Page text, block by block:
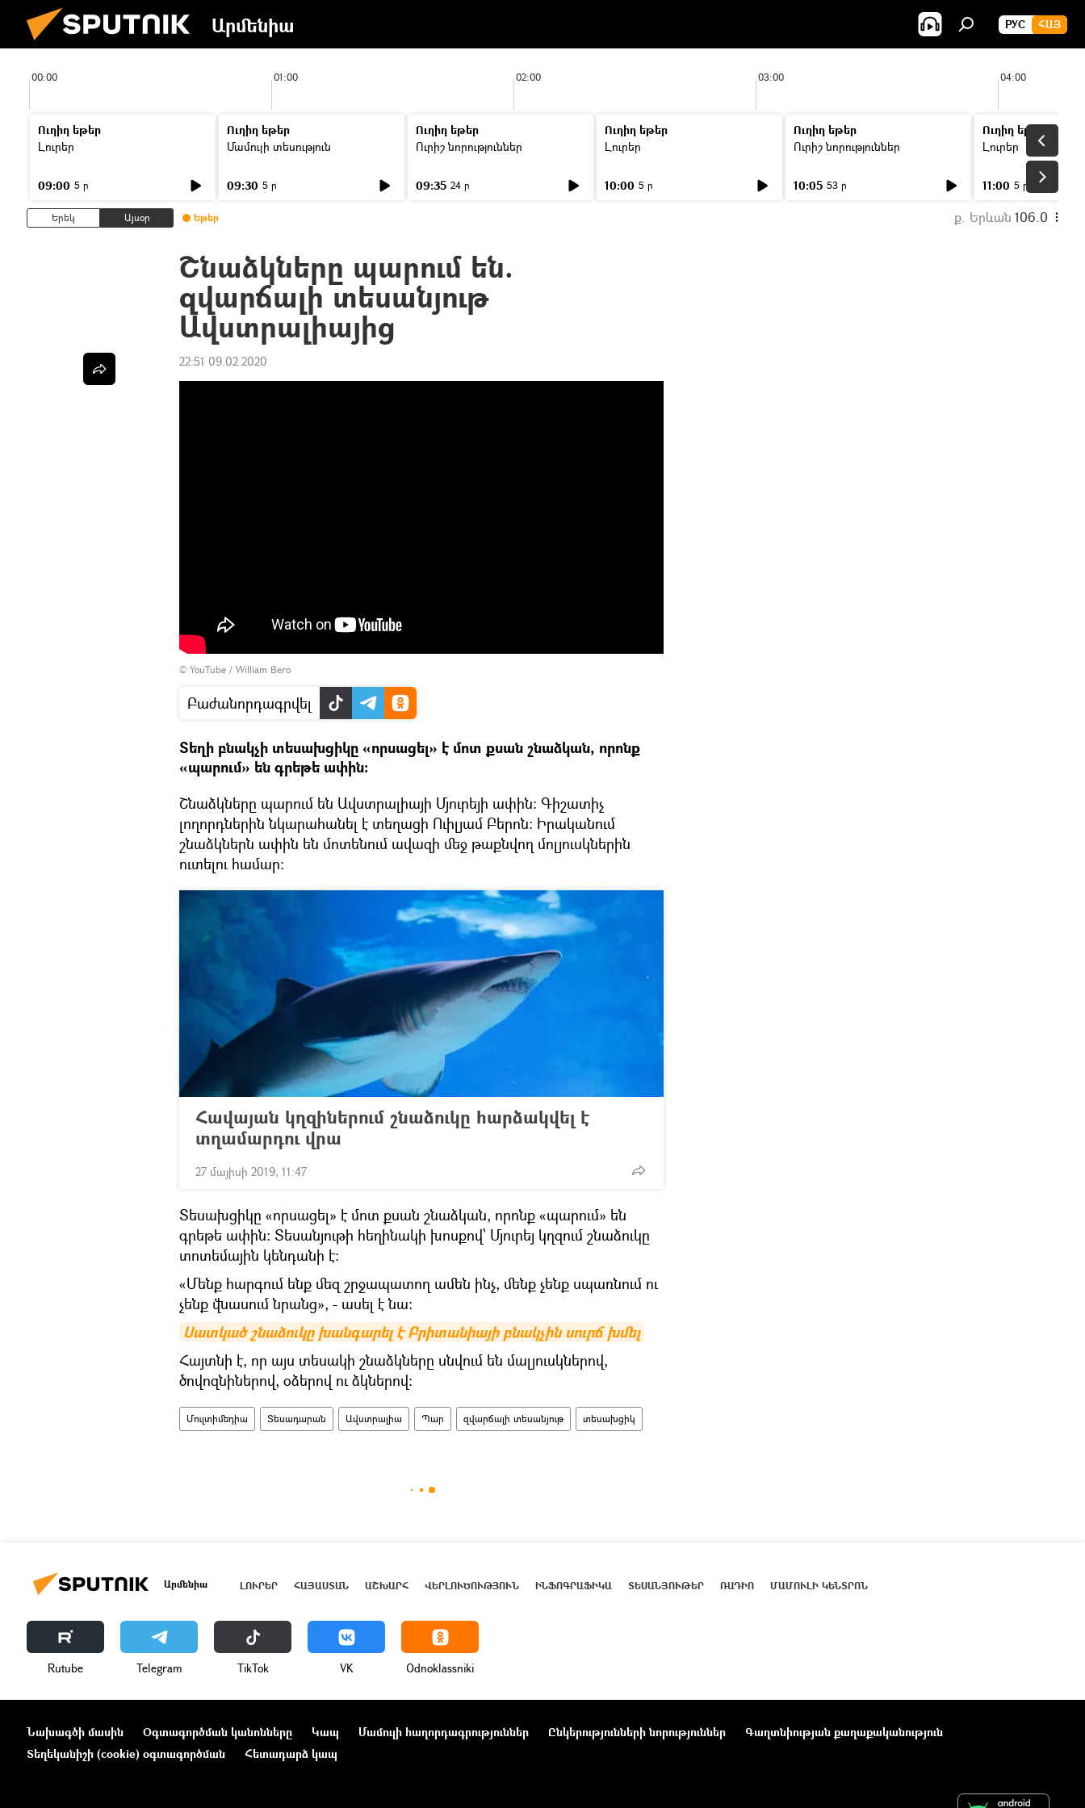
Արմենիա РУС ՀԱՅ
00:00 01:00 02:00 03:00 04:00
Ուղիղ եթեր
Լուրեր
09:00 5 ր
Ուղիղ եթեր
Մամուլի տեսություն
09:30 5 ր
Ուղիղ եթեր
Ուրիշ նորություններ
09:35 24 ր
Ուղիղ եթեր
Լուրեր
10:00 5 ր
Ուղիղ եթեր
Ուրիշ նորություններ
10:05 53 ր
Ուղիղ եթեր
Լուրեր
11:00 5 ր
Երեկ Այսօր Եթեր ք. Երևան 106.0
Շնաձկները պարում են.
զվարճալի տեսանյութ
Ավստրալիայից
22:51 09.02.2020
© YouTube / William Bero
Բաժանորդագրվել
Տեղի բնակչի տեսախցիկը «որսացել» է մոտ քսան շնաձկան, որոնք
«պարում» են գրեթե ափին։
Շնաձկները պարում են Ավստրալիայի Մյուրեյի ափին։ Գիշատիչ
լողորդներին նկարահանել է տեղացի Ուիլյամ Բերոն։ Իրականում
շնաձկներն ափին են մոտենում ավազի մեջ թաքնվող մոլյուսկներին
ուտելու համար։
Հավայան կղզիներում շնաձուկը հարձակվել է
տղամարդու վրա
27 մայիսի 2019, 11:47
Տեսախցիկը «որսացել» է մոտ քսան շնաձկան, որոնք «պարում» են
գրեթե ափին։ Տեսանյութի հեղինակի խոսքով՝ Մյուրեյ կղզում շնաձուկը
տոտեմային կենդանի է։
«Մենք հարգում ենք մեզ շրջապատող ամեն ինչ, մենք չենք սպառնում ու
չենք վնասում նրանց», - ասել է նա։
Սատկած շնաձուկը խանգարել է Բրիտանիայի բնակչին սուրճ խմել
Հայտնի է, որ այս տեսակի շնաձկները սնվում են մալյուսկներով,
ծովոզնիներով, օձերով ու ձկներով։
Մուլտիմեդիա Տեսադարան Ավստրալիա Պար զվարճալի տեսանյութ տեսախցիկ
Արմենիա ԼՈՒՐԵՐ ՀԱՅԱՍՏԱՆ ԱՇԽԱՐՀ ՎԵՐԼՈՒԾՈՒԹՅՈՒՆ ԻՆՖՈԳՐԱՖԻԿԱ ՏԵՍԱՆՅՈՒԹԵՐ ՌԱԴԻՈ ՄԱՄՈՒԼԻ ԿԵՆՏՐՈՆ
Rutube Telegram ТikТоk VK Odnoklassniki
Նախագծի մասին Օգտագործման կանոնները Կապ Մամուլի հաղորդագրություններ Ընկերությունների նորություններ
Գաղտնիության քաղաքականություն
Տեղեկանիշի (cookie) օգտագործման
Հետադարձ կապ